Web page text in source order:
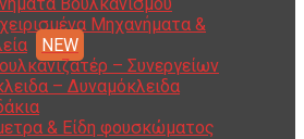
Μηχανήματα &
– Συνεργείων
– Δυναμόκλειδα
& Είδη φουσκώματος